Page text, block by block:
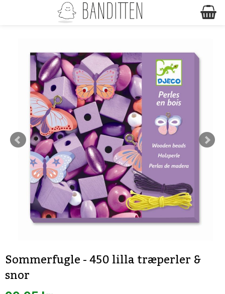
Sommerfugle - 450 lilla træperler &
snor